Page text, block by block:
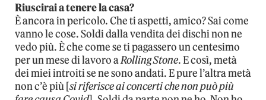
Riuscirai a tenere la casa?
È ancora in pericolo. Che ti aspetti, amico? Sai come
vanno le cose. Soldi dalla vendita dei dischi non ne
vedo più. È che come se ti pagassero un centesimo
per un mese di lavoro aRolling Stone. E così, metà
dei miei introiti se ne sono andati. E pure l’altra metà
non c’è più [si riferisce ai concerti che non può più